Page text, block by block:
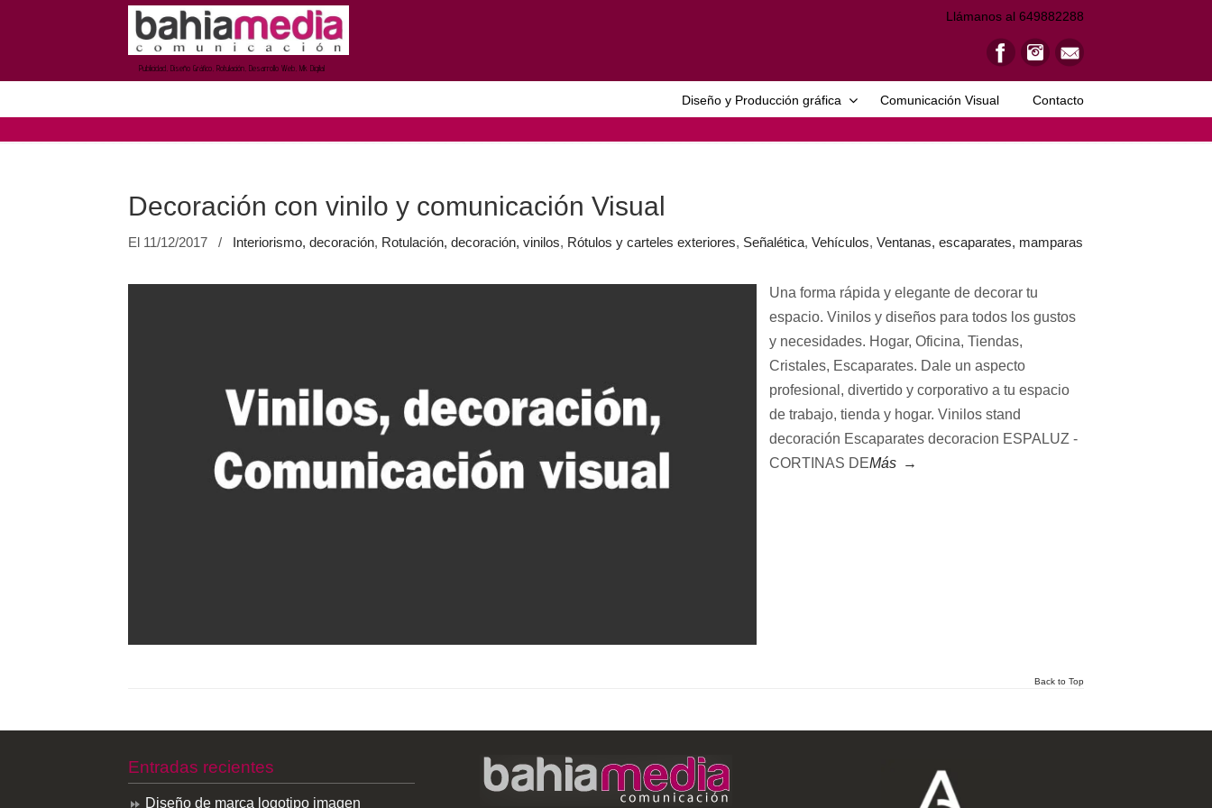
Publicidad, Diseño Gráfico, Rotulación, Desarrollo Web, Mk Digital
Llámanos al 649882288
Diseño y Producción gráfica Comunicación Visual Contacto
Decoración con vinilo y comunicación Visual
El 11/12/2017 / Interiorismo, decoración, Rotulación, decoración, vinilos, Rótulos y carteles exteriores, Señalética, Vehículos, Ventanas, escaparates, mamparas
Una forma rápida y elegante de decorar tu
espacio. Vinilos y diseños para todos los gustos
y necesidades. Hogar, Oficina, Tiendas,
Cristales, Escaparates. Dale un aspecto
profesional, divertido y corporativo a tu espacio
de trabajo, tienda y hogar. Vinilos stand
decoración Escaparates decoracion ESPALUZ -
CORTINAS DEMás →
Back to Top
Entradas recientes
Diseño de marca logotipo imagen